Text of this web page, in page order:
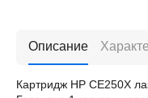
Описание
Картридж HP CE250X